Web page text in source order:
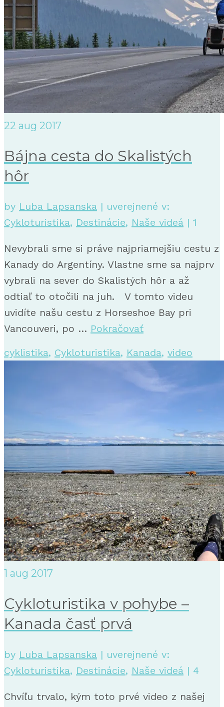
22 aug 2017
Bájna cesta do Skalistých
hôr
by Luba Lapsanska | uverejnené v:
Cykloturistika, Destinácie, Naše videá | 1
Nevybrali sme si práve najpriamejšiu cestu z
Kanady do Argentíny. Vlastne sme sa najprv
vybrali na sever do Skalistých hôr a až
odtiaľ to otočili na juh. V tomto videu
uvidíte našu cestu z Horseshoe Bay pri
Vancouveri, po … Pokračovať
cyklistika, Cykloturistika, Kanada, video
1 aug 2017
Cykloturistika v pohybe –
Kanada časť prvá
by Luba Lapsanska | uverejnené v:
Cykloturistika, Destinácie, Naše videá | 4
Chvíľu trvalo, kým toto prvé video z našej